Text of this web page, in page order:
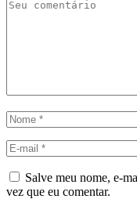
Salve meu nome, e-
vez que eu comentar.